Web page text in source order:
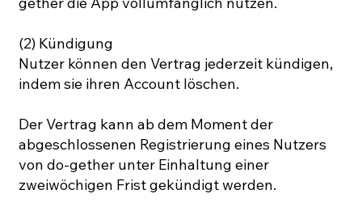
(2) Kündigung
Nutzer können den Vertrag jederzeit kündigen,
indem sie ihren Account löschen.
Der Vertrag kann ab dem Moment der
abgeschlossenen Registrierung eines Nutzers
von do-gether unter Einhaltung einer
zweiwöchigen Frist gekündigt werden.